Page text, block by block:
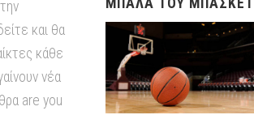
και θα
κάθε
νέα
are you
ΜΠΑΛΑ ΤΟΥ ΜΠΑΣΚΕΤ